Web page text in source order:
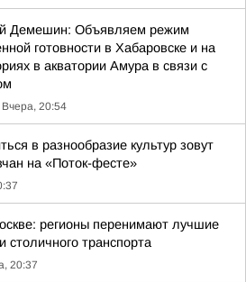
Демешин: Объявляем режим
готовности в Хабаровске и на
в акватории Амура в связи с
Вчера, 20:54
в разнообразие культур зовут
на «Поток-фесте»
регионы перенимают лучшие
столичного транспорта
20:37